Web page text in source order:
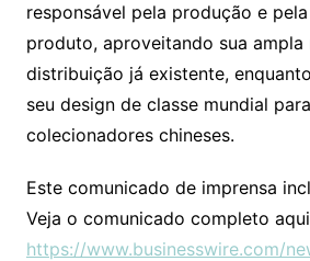
responsável pela produção e
produto, aproveitando sua ampla
distribuição já existente,
seu design de classe mundial
colecionadores chineses.
Este comunicado de imprensa
Veja o comunicado completo
https://www.businesswire.com/